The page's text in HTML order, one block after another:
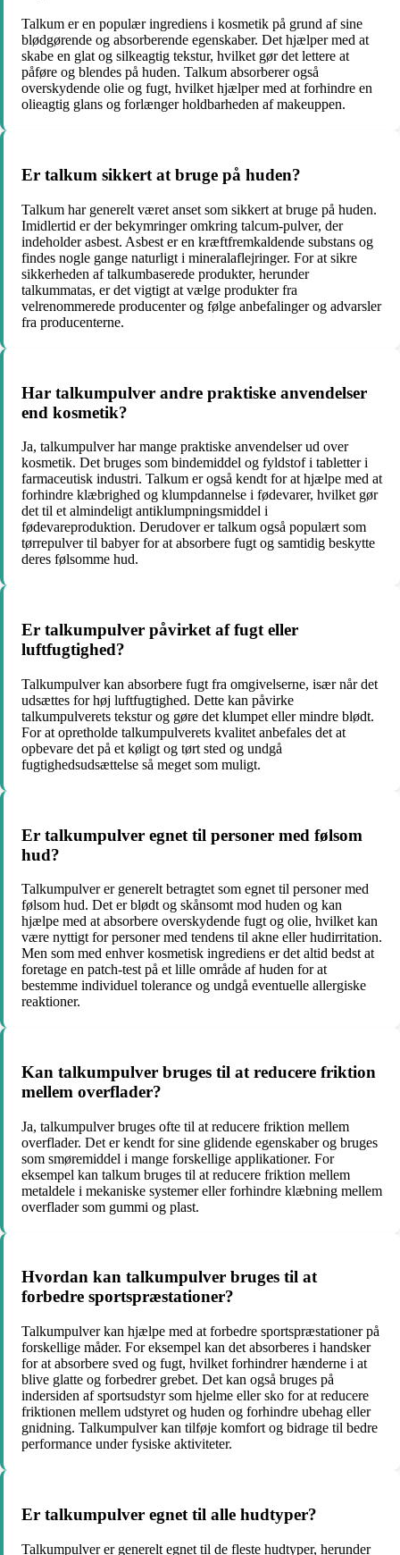
Talkum er en populær ingrediens i kosmetik på grund af sine
blødgørende og absorberende egenskaber. Det hjælper med at
skabe en glat og silkeagtig tekstur, hvilket gør det lettere at
påføre og blendes på huden. Talkum absorberer også
overskydende olie og fugt, hvilket hjælper med at forhindre en
olieagtig glans og forlænger holdbarheden af ​​makeuppen.
Er talkum sikkert at bruge på huden?
Talkum har generelt været anset som sikkert at bruge på huden.
Imidlertid er der bekymringer omkring talcum-pulver, der
indeholder asbest. Asbest er en kræftfremkaldende substans og
findes nogle gange naturligt i mineralaflejringer. For at sikre
sikkerheden af ​​talkumbaserede produkter, herunder
talkummatas, er det vigtigt at vælge produkter fra
velrenommerede producenter og følge anbefalinger og advarsler
fra producenterne.
Har talkumpulver andre praktiske anvendelser
end kosmetik?
Ja, talkumpulver har mange praktiske anvendelser ud over
kosmetik. Det bruges som bindemiddel og fyldstof i tabletter i
farmaceutisk industri. Talkum er også kendt for at hjælpe med at
forhindre klæbrighed og klumpdannelse i fødevarer, hvilket gør
det til et almindeligt antiklumpningsmiddel i
fødevareproduktion. Derudover er talkum også populært som
tørrepulver til babyer for at absorbere fugt og samtidig beskytte
deres følsomme hud.
Er talkumpulver påvirket af fugt eller
luftfugtighed?
Talkumpulver kan absorbere fugt fra omgivelserne, især når det
udsættes for høj luftfugtighed. Dette kan påvirke
talkumpulverets tekstur og gøre det klumpet eller mindre blødt.
For at opretholde talkumpulverets kvalitet anbefales det at
opbevare det på et køligt og tørt sted og undgå
fugtighedsudsættelse så meget som muligt.
Er talkumpulver egnet til personer med følsom
hud?
Talkumpulver er generelt betragtet som egnet til personer med
følsom hud. Det er blødt og skånsomt mod huden og kan
hjælpe med at absorbere overskydende fugt og olie, hvilket kan
være nyttigt for personer med tendens til akne eller hudirritation.
Men som med enhver kosmetisk ingrediens er det altid bedst at
foretage en patch-test på et lille område af huden for at
bestemme individuel tolerance og undgå eventuelle allergiske
reaktioner.
Kan talkumpulver bruges til at reducere friktion
mellem overflader?
Ja, talkumpulver bruges ofte til at reducere friktion mellem
overflader. Det er kendt for sine glidende egenskaber og bruges
som smøremiddel i mange forskellige applikationer. For
eksempel kan talkum bruges til at reducere friktion mellem
metaldele i mekaniske systemer eller forhindre klæbning mellem
overflader som gummi og plast.
Hvordan kan talkumpulver bruges til at
forbedre sportspræstationer?
Talkumpulver kan hjælpe med at forbedre sportspræstationer på
forskellige måder. For eksempel kan det absorberes i handsker
for at absorbere sved og fugt, hvilket forhindrer hænderne i at
blive glatte og forbedrer grebet. Det kan også bruges på
indersiden af ​​sportsudstyr som hjelme eller sko for at reducere
friktionen mellem udstyret og huden og forhindre ubehag eller
gnidning. Talkumpulver kan tilføje komfort og bidrage til bedre
performance under fysiske aktiviteter.
Er talkumpulver egnet til alle hudtyper?
Talkumpulver er generelt egnet til de fleste hudtyper, herunder